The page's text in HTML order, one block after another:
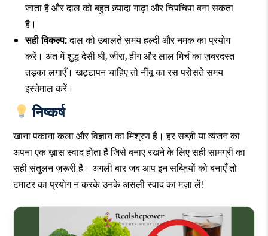
जाता है और दाल को बहुत ज़्यादा गाढ़ा और चिपचिपा बना सकता
है।
सही विकल्प:दाल को उबालते समय हल्दी और नमक का प्रयोग
करें। अंत में शुद्ध देसी घी, जीरा, हींग और लाल मिर्च का ज़बरदस्त
तड़का लगाएँ। खट्टापन चाहिए तो नींबू का रस परोसते समय
इस्तेमाल करें।
निष्कर्ष
खाना पकाना कला और विज्ञान का मिश्रण है। हर सब्ज़ी या व्यंजन का
अपना एक ख़ास स्वाद होता है जिसे बनाए रखने के लिए सही सामग्री का
सही संतुलन ज़रूरी है। अगली बार जब आप इन सब्ज़ियों को बनाएँ तो
टमाटर का प्रयोग न करके उनके असली स्वाद का मज़ा लें!